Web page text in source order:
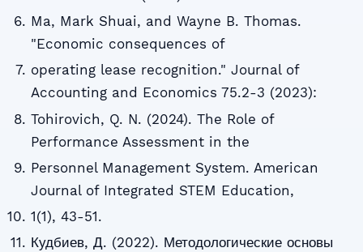
Ma, Mark Shuai, and Wayne B. Thomas.
"Economic consequences of
operating lease recognition." Journal of
Accounting and Economics 75.2-3 (2023):
Tohirovich, Q. N. (2024). The Role of
Performance Assessment in the
Personnel Management System. American
Journal of Integrated STEM Education,
1(1), 43-51.
Кудбиев, Д. (2022). Методологические основы